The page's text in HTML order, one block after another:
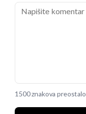
1500 znakova preostalo